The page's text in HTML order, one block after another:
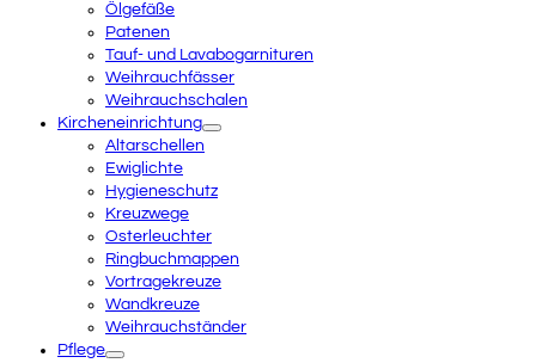
Ölgefäße
Patenen
Tauf- und Lavabogarnituren
Weihrauchfässer
Weihrauchschalen
Kircheneinrichtung
Altarschellen
Ewiglichte
Hygieneschutz
Kreuzwege
Osterleuchter
Ringbuchmappen
Vortragekreuze
Wandkreuze
Weihrauchständer
Pflege